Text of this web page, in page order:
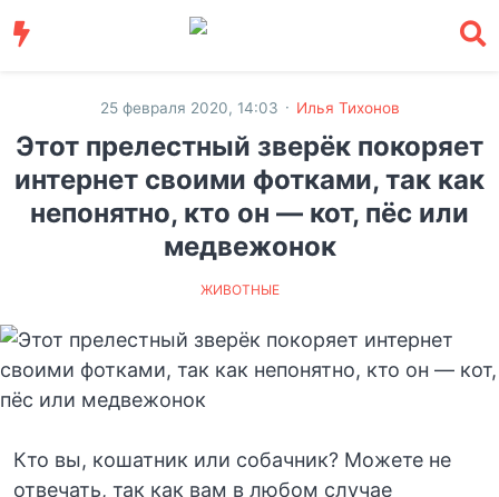
25 февраля 2020, 14:03 · Илья Тихонов
Этот прелестный зверёк покоряет
интернет своими фотками, так как
непонятно, кто он — кот, пёс или
медвежонок
ЖИВОТНЫЕ
Кто вы, кошатник или собачник? Можете не
отвечать, так как вам в любом случае